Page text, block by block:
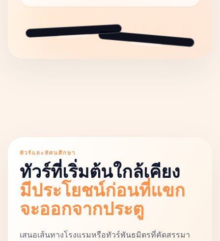
ทัวร์และทัศนศึกษา
ทัวร์ที่เริ่มต้นใกล้เคียง
มีประโยชน์ก่อนที่แขก
จะออกจากประตู
เสนอเส้นทางโรงแรมหรือทัวร์พันธมิตรที่คัดสรรมา